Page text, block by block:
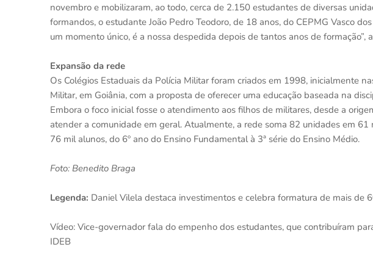
novembro e mobilizaram, ao todo, cerca de 2.150 estudantes de diversas
formandos, o estudante João Pedro Teodoro, de 18 anos, do CEPMG Vasco
um momento único, é a nossa despedida depois de tantos anos de formação”,
Expansão da rede
Os Colégios Estaduais da Polícia Militar foram criados em 1998, inicialmente
Militar, em Goiânia, com a proposta de oferecer uma educação baseada na
Embora o foco inicial fosse o atendimento aos filhos de militares, desde a
atender a comunidade em geral. Atualmente, a rede soma 82 unidades em
76 mil alunos, do 6º ano do Ensino Fundamental à 3ª série do Ensino Médio.
Foto: Benedito Braga
Legenda: Daniel Vilela destaca investimentos e celebra formatura de mais de
Vídeo: Vice-governador fala do empenho dos estudantes, que contribuíram
IDEB